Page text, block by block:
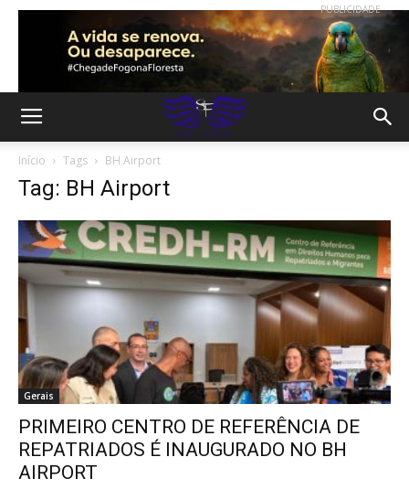
PUBLICIDADE
Início Tags BH Airport
Tag: BH Airport
Gerais
PRIMEIRO CENTRO DE REFERÊNCIA DE
REPATRIADOS É INAUGURADO NO BH
AIRPORT